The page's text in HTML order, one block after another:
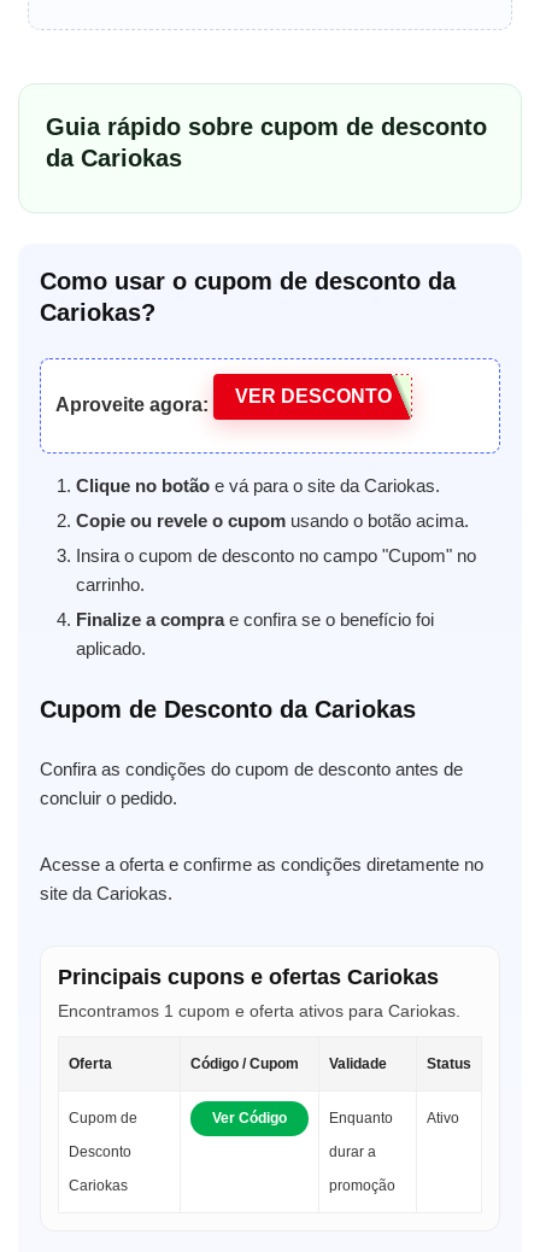
Guia rápido sobre cupom de desconto
da Cariokas
Como usar o cupom de desconto da
Cariokas?
Aproveite agora: VER DESCONTO
Clique no botão e vá para o site da Cariokas.
Copie ou revele o cupom usando o botão acima.
Insira o cupom de desconto no campo "Cupom" no
carrinho.
Finalize a comprae confira se o benefício foi
aplicado.
Cupom de Desconto da Cariokas
Confira as condições do cupom de desconto antes de
concluir o pedido.
Acesse a oferta e confirme as condições diretamente no
site da Cariokas.
Principais cupons e ofertas Cariokas
Encontramos 1 cupom e oferta ativos para Cariokas.
Oferta Código / Cupom Validade Status
Cupom de
Desconto
Cariokas
Ver Código
Enquanto
durar a
promoção
Ativo